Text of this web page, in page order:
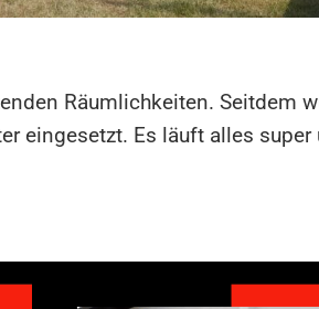
Räumlichkeiten. Seitdem
eingesetzt. Es läuft alles